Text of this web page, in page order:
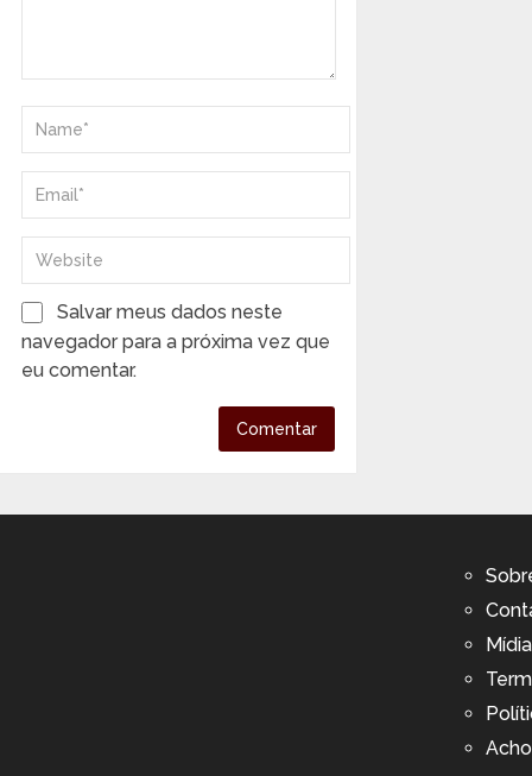
Salvar meus dados neste
navegador para a próxima vez que
eu comentar.